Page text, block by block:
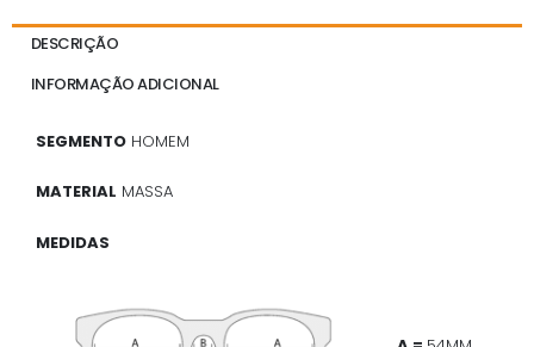
DESCRIÇÃO
INFORMAÇÃO ADICIONAL
SEGMENTO HOMEM
MATERIAL MASSA
MEDIDAS